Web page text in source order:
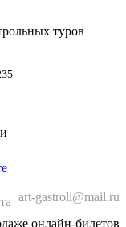
туров
art-gastroli@mail.ru
онлайн-билетов